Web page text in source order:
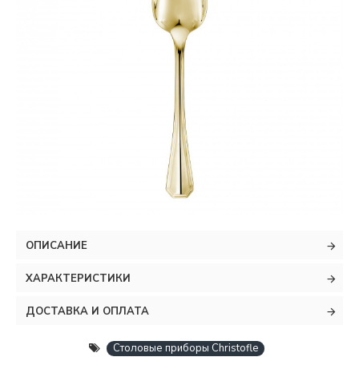
ОПИСАНИЕ
ХАРАКТЕРИСТИКИ
ДОСТАВКА И ОПЛАТА
Столовые приборы Christofle